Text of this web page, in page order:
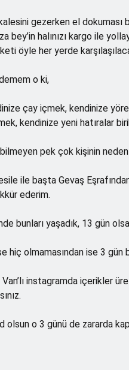
gezerken el dokuması
bey’in halınızı kargo ile
öyle her yerde
o ki,
çay içmek, kendinize
kendinize yeni hatıralar
pek çok kişinin
ile başta Gevaş
ederim.
bunları yaşadık, 13 gün
hiç olmamasından ise 3 gün
Van’lı instagramda içerikler
olsun o 3 günü de zararda